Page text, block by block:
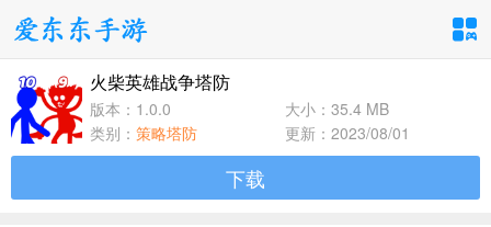
手游分类
卡牌回合
1百+款手游
火柴英雄战争塔防
版本：1.0.0
大小：35.4 MB
类别： 策略塔防 更新：2023/08/01
下载